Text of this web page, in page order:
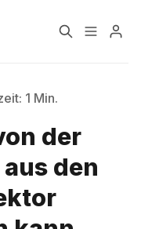
Zeichen ein
1 Min.
der
den